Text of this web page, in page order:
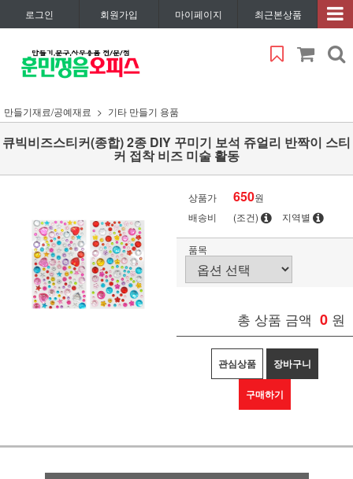
로그인 회원가입 마이페이지 최근본상품
만들기재료/공예재료 기타 만들기 용품
큐빅비즈스티커(종합) 2종 DIY 꾸미기 보석 쥬얼리 반짝이 스티
커 접착 비즈 미술 활동
상품가 650원
배송비
(조건) 지역별
품목
총 상품 금액 0 원
관심상품 장바구니
구매하기